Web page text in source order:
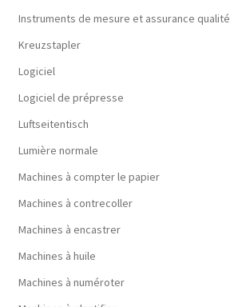
Instruments de mesure et assurance qualité
Kreuzstapler
Logiciel
Logiciel de prépresse
Luftseitentisch
Lumière normale
Machines à compter le papier
Machines à contrecoller
Machines à encastrer
Machines à huile
Machines à numéroter